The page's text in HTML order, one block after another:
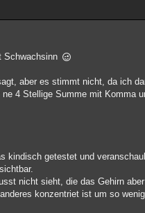
Schwachsinn
aber es stimmt nicht, da ich
4 Stellige Summe mit Komma
kindisch getestet und
nicht sieht, die das Gehirn
konzentriet ist um so